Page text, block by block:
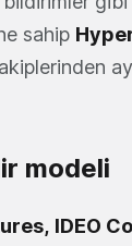
sahip
modeli
, IDEO